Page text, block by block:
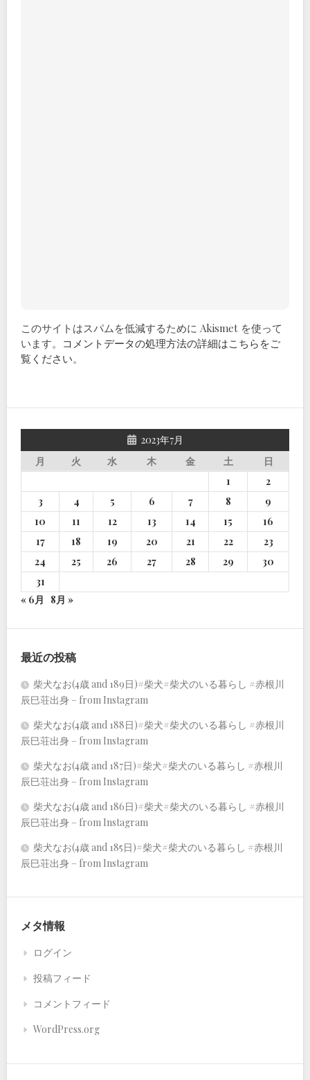
このサイトはスパムを低減するために Akismet を使って
います。 コメントデータの処理方法の詳細はこちらをご
覧ください。
2023年7月
月
火 水 木 金 土
日
1
2
3
4 5 6 7 8
9
10
11 12 13 14 15
16
17
18 19 20 21 22
23
24
25 26 27 28 29
30
31
« 6月
8月 »
最近の投稿
柴犬なお(4歳 and 189日)#柴犬#柴犬のいる暮らし #赤根川
辰巳荘出身 – from Instagram
柴犬なお(4歳 and 188日)#柴犬#柴犬のいる暮らし #赤根川
辰巳荘出身 – from Instagram
柴犬なお(4歳 and 187日)#柴犬#柴犬のいる暮らし #赤根川
辰巳荘出身 – from Instagram
柴犬なお(4歳 and 186日)#柴犬#柴犬のいる暮らし #赤根川
辰巳荘出身 – from Instagram
柴犬なお(4歳 and 185日)#柴犬#柴犬のいる暮らし #赤根川
辰巳荘出身 – from Instagram
メタ情報
ログイン
投稿フィード
コメントフィード
WordPress.org